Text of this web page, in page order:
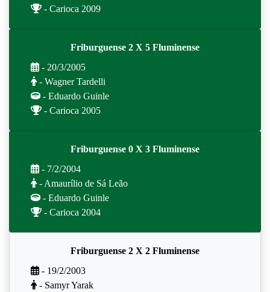
- Carioca 2009
Friburguense 2 X 5 Fluminense
- 20/3/2005
- Wagner Tardelli
- Eduardo Guinle
- Carioca 2005
Friburguense 0 X 3 Fluminense
- 7/2/2004
- Amaurílio de Sá Leão
- Eduardo Guinle
- Carioca 2004
Friburguense 2 X 2 Fluminense
- 19/2/2003
- Samyr Yarak